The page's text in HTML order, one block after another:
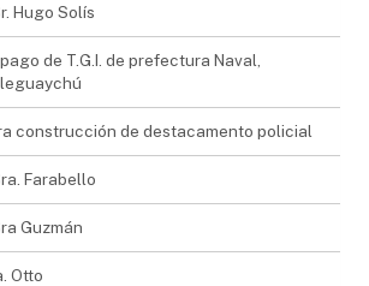
Hugo Solís
de T.G.I. de prefectura Naval,
construcción de destacamento policial
Farabello
Guzmán
Otto